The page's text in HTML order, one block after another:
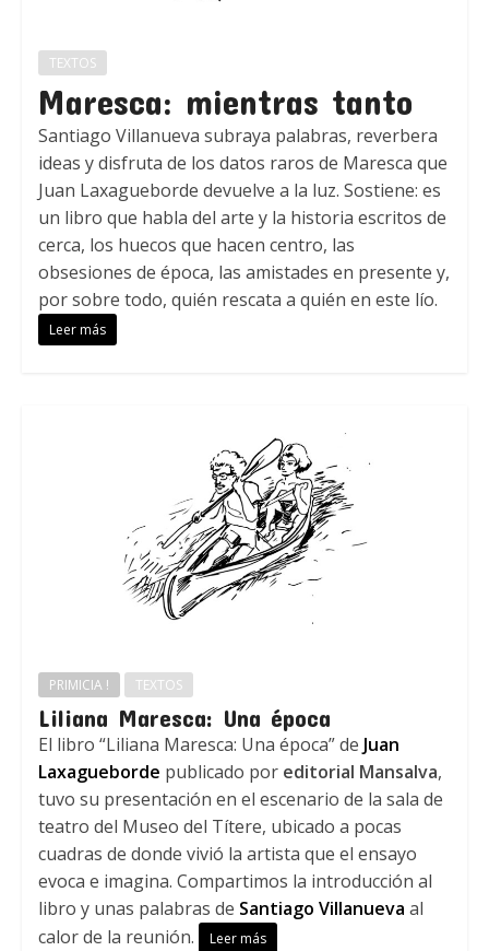
TEXTOS
Maresca: mientras tanto
Santiago Villanueva subraya palabras, reverbera
ideas y disfruta de los datos raros de Maresca que
Juan Laxagueborde devuelve a la luz. Sostiene: es
un libro que habla del arte y la historia escritos de
cerca, los huecos que hacen centro, las
obsesiones de época, las amistades en presente y,
por sobre todo, quién rescata a quién en este lío.
Leer más
PRIMICIA ! TEXTOS
Liliana Maresca: Una época
El libro “Liliana Maresca: Una época” de Juan
Laxagueborde publicado por editorial Mansalva,
tuvo su presentación en el escenario de la sala de
teatro del Museo del Títere, ubicado a pocas
cuadras de donde vivió la artista que el ensayo
evoca e imagina. Compartimos la introducción al
libro y unas palabras de Santiago Villanueva al
calor de la reunión.
Leer más